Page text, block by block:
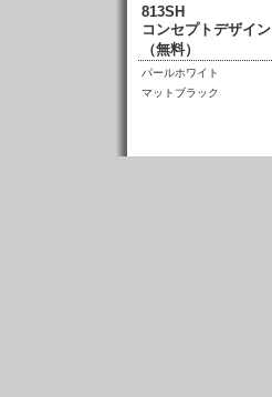
813SH
コンセプトデザイン
（無料）
パールホワイト
マットブラック